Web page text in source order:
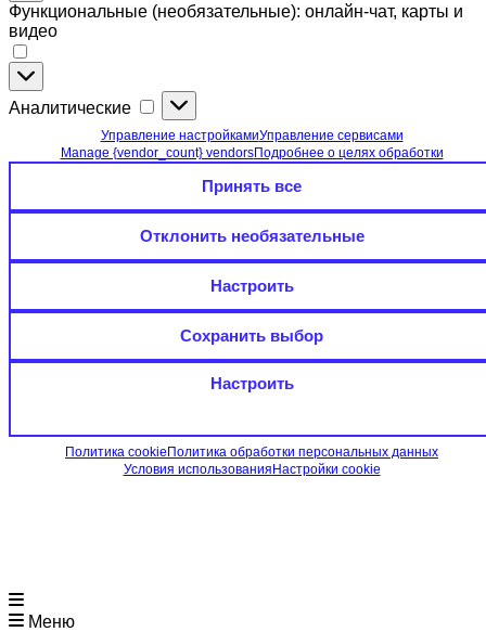
Функциональные (необязательные): онлайн-чат, карты и
видео
Функциональные
(необязательные):
онлайн-
и
Аналитические Аналитические
Управление настройкамиУправление сервисами
Manage {vendor_count} vendorsПодробнее о целях обработки
Принять все
Отклонить необязательные
Настроить
Сохранить выбор
Настроить
Политика cookieПолитика обработки персональных данных
Условия использованияНастройки cookie
Меню